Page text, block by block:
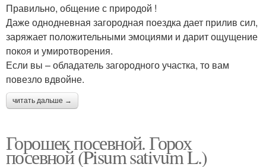
Правильно, общение с природой !
Даже однодневная загородная поездка дает прилив сил,
заряжает положительными эмоциями и дарит ощущение
покоя и умиротворения.
Если вы – обладатель загородного участка, то вам
повезло вдвойне.
читать дальше →
Горошек посевной. Горох
посевной (Pisum sativum L.)